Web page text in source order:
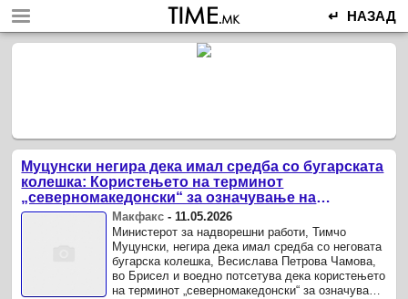
↵ НАЗАД
Муцунски негира дека имал средба со бугарската
колешка: Користењето на терминот
„северномакедонски“ за означување на
македонскиот народ е неточно
Макфакс - 11.05.2026
Министерот за надворешни работи, Тимчо
Муцунски, негира дека имал средба со неговата
бугарска колешка, Весислава Петрова Чамова,
во Брисел и воедно потсетува дека користењето
на терминот „северномакедонски“ за означување